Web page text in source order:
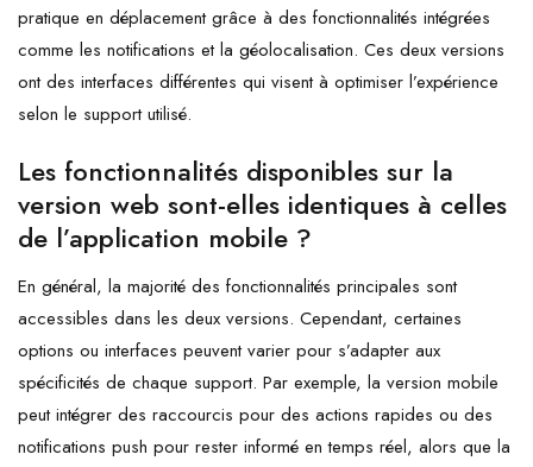
pratique en déplacement grâce à des fonctionnalités intégrées
comme les notifications et la géolocalisation. Ces deux versions
ont des interfaces différentes qui visent à optimiser l’expérience
selon le support utilisé.
Les fonctionnalités disponibles sur la
version web sont-elles identiques à celles
de l’application mobile ?
En général, la majorité des fonctionnalités principales sont
accessibles dans les deux versions. Cependant, certaines
options ou interfaces peuvent varier pour s’adapter aux
spécificités de chaque support. Par exemple, la version mobile
peut intégrer des raccourcis pour des actions rapides ou des
notifications push pour rester informé en temps réel, alors que la